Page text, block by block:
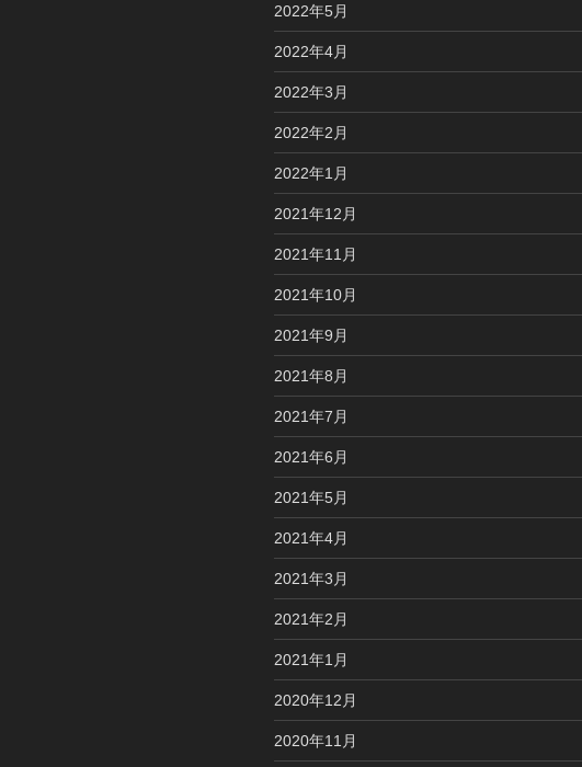
2022年5月
2022年4月
2022年3月
2022年2月
2022年1月
2021年12月
2021年11月
2021年10月
2021年9月
2021年8月
2021年7月
2021年6月
2021年5月
2021年4月
2021年3月
2021年2月
2021年1月
2020年12月
2020年11月